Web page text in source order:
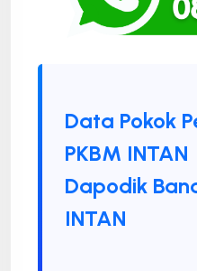
Data Pokok
PKBM INTAN
Dapodik
INTAN